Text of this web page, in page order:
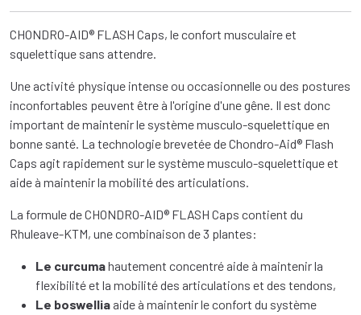
CHONDRO-AID® FLASH Caps, le confort musculaire et
squelettique sans attendre.
Une activité physique intense ou occasionnelle ou des postures
inconfortables peuvent être à l'origine d'une gêne. Il est donc
important de maintenir le système musculo-squelettique en
bonne santé. La technologie brevetée de Chondro-Aid® Flash
Caps agit rapidement sur le système musculo-squelettique et
aide à maintenir la mobilité des articulations.
La formule de CHONDRO-AID® FLASH Caps contient du
Rhuleave-KTM, une combinaison de 3 plantes:
Le curcumahautement concentré aide à maintenir la
flexibilité et la mobilité des articulations et des tendons,
Le boswellia aide à maintenir le confort du système